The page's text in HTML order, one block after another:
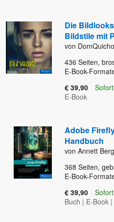
Die
Bildstile mit
von
436 Seiten,
E-Book-
€ 39,90
E-Book
Adobe
Handbuch
von Annett
368 Seiten,
E-Book-
€ 39,90
Buch | E-Book |